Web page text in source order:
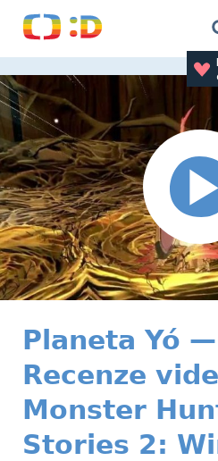
Planeta Yó —
Recenze
Monster
Stories 2: